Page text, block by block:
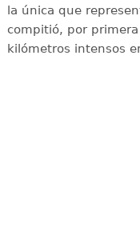
la única que
compitió, por
kilómetros intensos